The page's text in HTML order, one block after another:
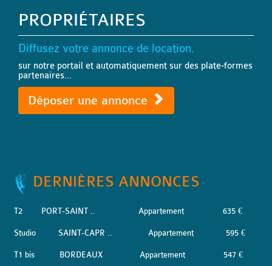
PROPRIÉTAIRES
Diffusez votre annonce de location.
sur notre portail et automatiquement sur des plate-formes
partenaires...
Déposer une annonce
DERNIÈRES ANNONCES
T2 PORT-SAINT .. Appartement 635 €
Studio SAINT-CAPR .. Appartement 595 €
T1 bis BORDEAUX Appartement 547 €